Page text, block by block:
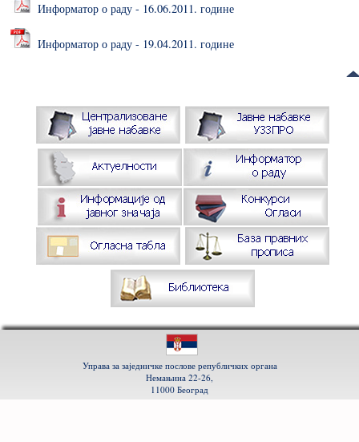
Информатор о раду - 16.06.2011. године
Информатор о раду - 19.04.2011. године
Управа за заједничке послове републичких органа
Немањина 22-26,
11000 Београд